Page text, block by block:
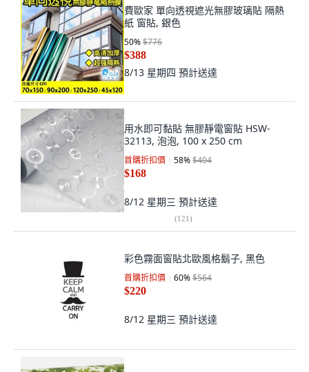
費歐家 單向透視遮光無膠玻璃貼 隔熱
紙 窗貼, 銀色
50%$776
$388
8/13 星期四 預計送達
用水即可黏貼 無膠靜電窗貼 HSW-
32113, 泡泡, 100 x 250 cm
首購折扣價 58%$404
$168
8/12 星期三 預計送達
(121)
彩色霧面窗貼北歐風格鬍子, 黑色
首購折扣價 60%$564
$220
8/12 星期三 預計送達